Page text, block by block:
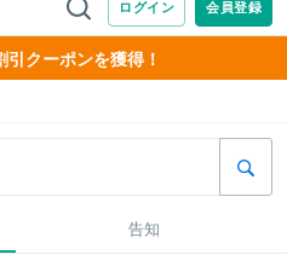
クーポンを獲得！
告知